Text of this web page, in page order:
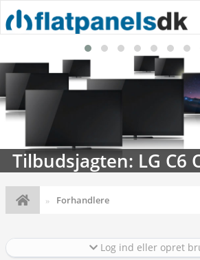
Tilbudsjagten: LG C6
Forhandlere
Log ind eller opret